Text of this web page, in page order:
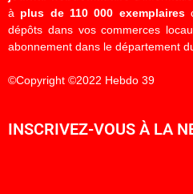
à plus de 110 000 exemplaires
dépôts dans vos commerces
abonnement dans le département
©Copyright ©2022 Hebdo 39
INSCRIVEZ-VOUS À LA